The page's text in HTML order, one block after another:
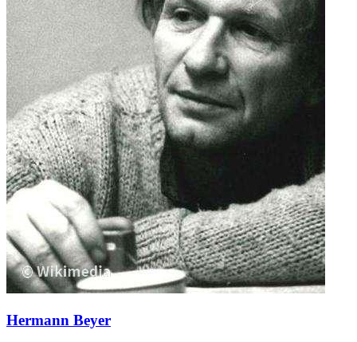
Hermann Beyer